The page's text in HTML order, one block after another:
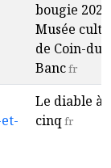
bougie
Musée
de Coin-du-
Bancfr
Le diable à
cinqfr